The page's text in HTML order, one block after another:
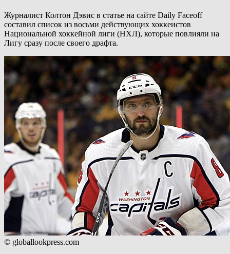
Журналист Колтон Дэвис в статье на сайте Daily Faceoff
составил список из восьми действующих хоккеистов
Национальной хоккейной лиги (НХЛ), которые повлияли на
Лигу сразу после своего драфта.
© globallookpress.com